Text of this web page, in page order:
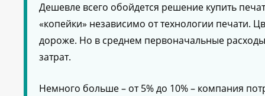
Дешевле всего обойдется решение купить
«копейки» независимо от технологии печати.
дороже. Но в среднем первоначальные
затрат.
Немного больше – от 5% до 10% – компания